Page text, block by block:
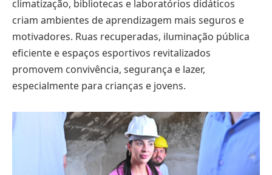
climatização, bibliotecas e laboratórios didáticos
criam ambientes de aprendizagem mais seguros e
motivadores. Ruas recuperadas, iluminação pública
eficiente e espaços esportivos revitalizados
promovem convivência, segurança e lazer,
especialmente para crianças e jovens.